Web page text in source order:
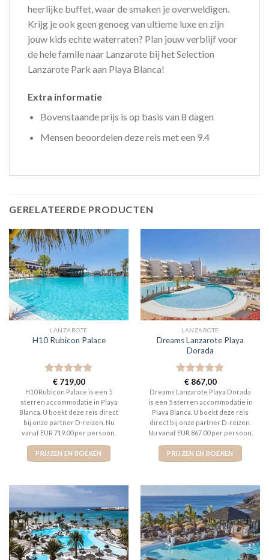
heerlijke buffet, waar de smaken je overweldigen.
Krijg je ook geen genoeg van ultieme luxe en zijn
jouw kids echte waterraten? Plan jouw verblijf voor
de hele famile naar Lanzarote bij het Selection
Lanzarote Park aan Playa Blanca!
Extra informatie
Bovenstaande prijs is op basis van 8 dagen
Mensen beoordelen deze reis met een 9.4
GERELATEERDE PRODUCTEN
LANZAROTE
H10 Rubicon Palace
Gewaardeerd
5uit 5
€719,00
H10 Rubicon Palace is een 5
sterren accommodatie in Playa
Blanca. U boekt deze reis direct
bij onze partner D-reizen. Nu
vanaf EUR 719.00 per persoon.
PRIJZEN EN BOEKEN
LANZAROTE
Dreams Lanzarote Playa
Dorada
Gewaardeerd
5uit 5
€867,00
Dreams Lanzarote Playa Dorada
is een 5 sterren accommodatie in
Playa Blanca. U boekt deze reis
direct bij onze partner D-reizen.
Nu vanaf EUR 867.00 per persoon.
PRIJZEN EN BOEKEN